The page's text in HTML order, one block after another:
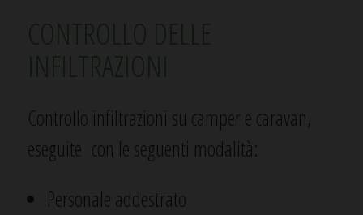
CONTROLLO DELLE
INFILTRAZIONI
Controllo infiltrazioni su camper e caravan,
eseguite con le seguenti modalità:
Personale addestrato